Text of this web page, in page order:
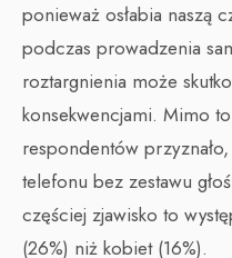
ponieważ osłabia naszą
podczas prowadzenia
roztargnienia może
konsekwencjami. Mimo
respondentów
telefonu bez zestawu
częściej zjawisko to
(26%) niż kobiet (16%).